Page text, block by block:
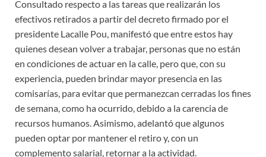
Consultado respecto a las tareas que realizarán los
efectivos retirados a partir del decreto firmado por el
presidente Lacalle Pou, manifestó que entre estos hay
quienes desean volver a trabajar, personas que no están
en condiciones de actuar en la calle, pero que, con su
experiencia, pueden brindar mayor presencia en las
comisarías, para evitar que permanezcan cerradas los fines
de semana, como ha ocurrido, debido a la carencia de
recursos humanos. Asimismo, adelantó que algunos
pueden optar por mantener el retiro y, con un
complemento salarial, retornar a la actividad.